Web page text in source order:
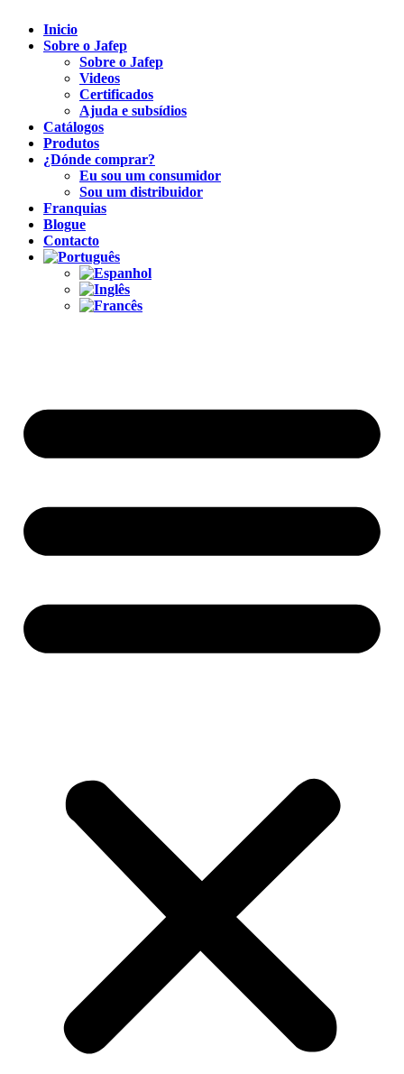
Inicio
Sobre o Jafep
Sobre o Jafep
Videos
Certificados
Ajuda e subsídios
Catálogos
Produtos
¿Dónde comprar?
Eu sou um consumidor
Sou um distribuidor
Franquias
Blogue
Contacto